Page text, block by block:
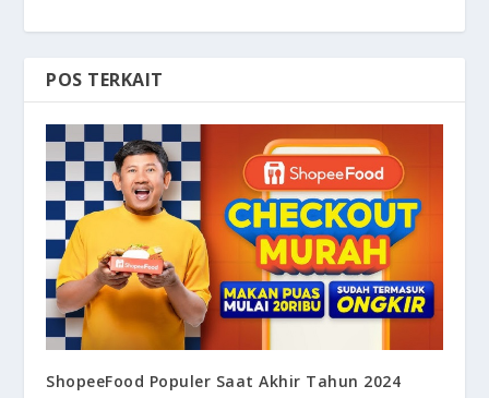
POS TERKAIT
ShopeeFood Populer Saat Akhir Tahun 2024